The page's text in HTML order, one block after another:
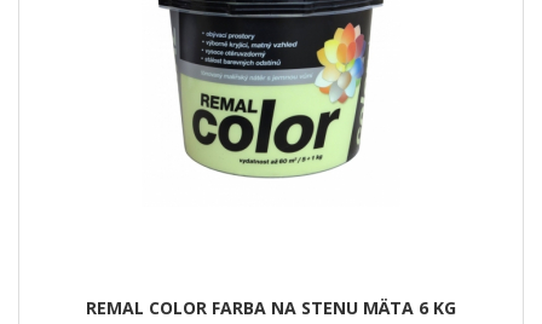
REMAL COLOR FARBA NA STENU MÄTA 6 KG